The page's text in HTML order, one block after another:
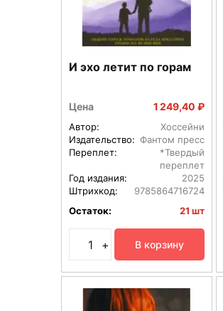
И эхо летит по горам
Цена 1 249,40 ₽
Автор:
Хоссейни
Издательство: Фантом пресс
Переплет:
*Твердый
переплет
Год издания:
2025
Штрихкод:
9785864716724
Остаток:
21 шт
+ В корзину